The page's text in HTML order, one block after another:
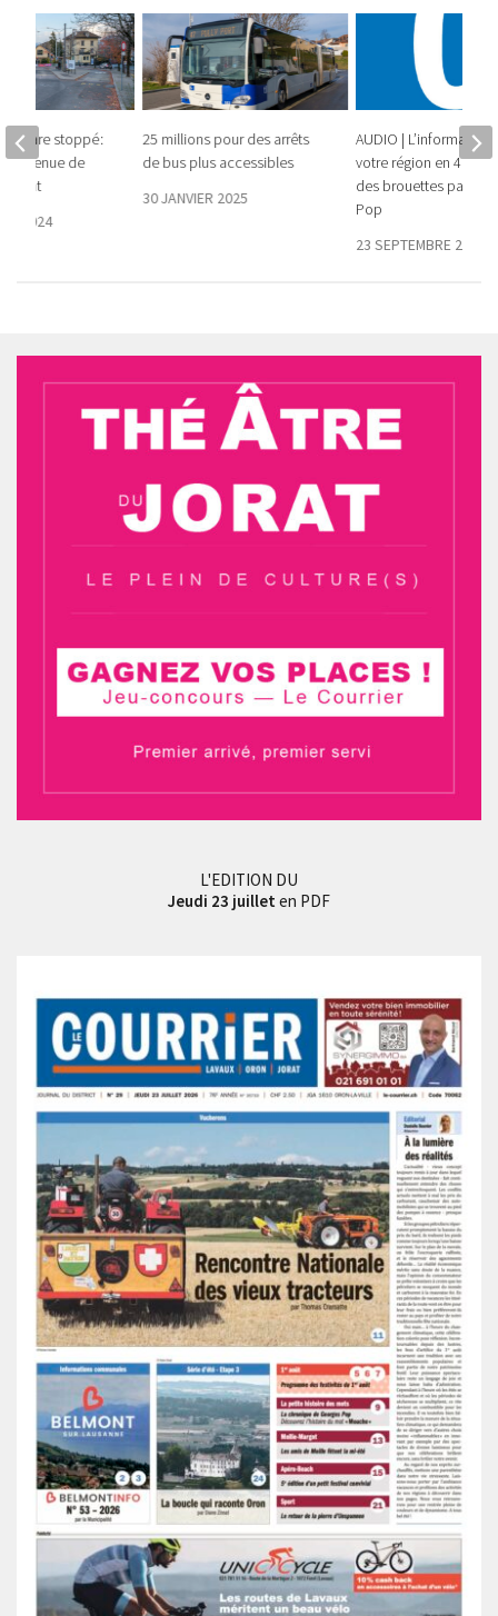
25 millions pour des arrêts
de bus plus accessibles
30 JANVIER 2025
AUDIO | L’information
votre région en 4
des brouettes par
Pop
23 SEPTEMBRE 2021
phare stoppé :
l’avenue de
2024
L'EDITION DU
Jeudi 23 juillet en PDF